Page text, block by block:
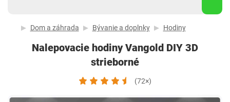
Dom a záhrada Bývanie a doplnky Hodiny
Nalepovacie hodiny Vangold DIY 3D
strieborné
(72×)